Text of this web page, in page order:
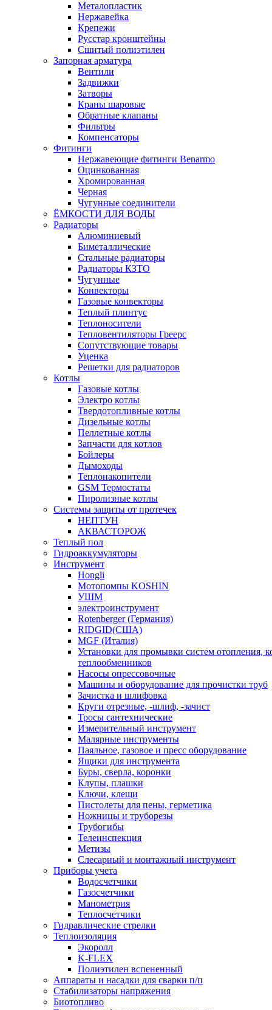
Металопластик
Нержавейка
Крепежи
Русстар кронштейны
Сшитый полиэтилен
Запорная арматура
Вентили
Задвижки
Затворы
Краны шаровые
Обратные клапаны
Фильтры
Компенсаторы
Фитинги
Нержавеющие фитинги Benarmo
Оцинкованная
Хромированная
Черная
Чугунные соединители
ЁМКОСТИ ДЛЯ ВОДЫ
Радиаторы
Алюминиевый
Биметаллические
Стальные радиаторы
Радиаторы КЗТО
Чугунные
Конвекторы
Газовые конвекторы
Теплый плинтус
Теплоносители
Тепловентиляторы Греерс
Сопутствующие товары
Уценка
Решетки для радиаторов
Котлы
Газовые котлы
Электро котлы
Твердотопливные котлы
Дизельные котлы
Пеллетные котлы
Запчасти для котлов
Бойлеры
Дымоходы
Теплонакопители
GSM Термостаты
Пиролизные котлы
Системы защиты от протечек
НЕПТУН
АКВАСТОРОЖ
Теплый пол
Гидроаккумуляторы
Инструмент
Hongli
Мотопомпы KOSHIN
УШМ
электроинструмент
Rotenberger (Германия)
RIDGID(США)
MGF (Италия)
Установки для промывки систем отопления,
теплообменников
Насосы опрессовочные
Машины и оборудование для прочистки труб
Зачистка и шлифовка
Круги отрезные, -шлиф, -зачист
Тросы сантехнические
Измерительный инструмент
Малярные инструменты
Паяльное, газовое и пресс оборудование
Ящики для инструмента
Буры, сверла, коронки
Клупы, плашки
Ключи, клещи
Пистолеты для пены, герметика
Ножницы и труборезы
Трубогибы
Телеинспекция
Метизы
Слесарный и монтажный инструмент
Приборы учета
Водосчетчики
Газосчетчики
Манометрия
Теплосчетчики
Гидравлические стрелки
Теплоизоляция
Экоролл
K-FLEX
Полиэтилен вспененный
Аппараты и насадки для сварки п/п
Стабилизаторы напряжения
Биотопливо